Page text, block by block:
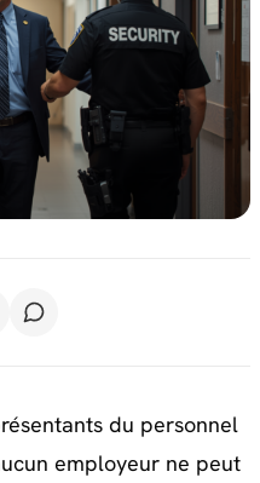
du personnel
employeur ne peut